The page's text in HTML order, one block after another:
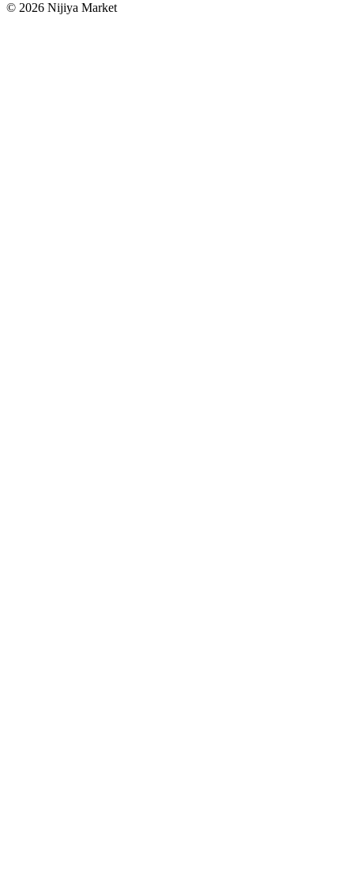
© 2026 Nijiya Market